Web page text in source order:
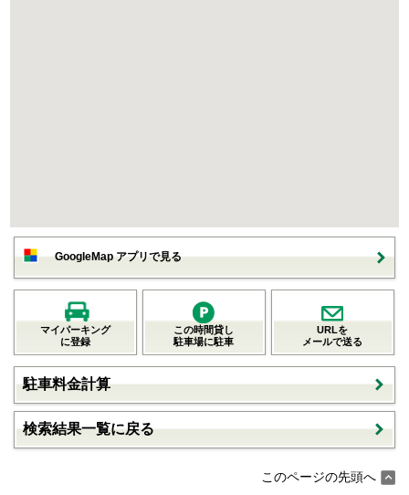
GoogleMap アプリで見る
マイパーキング
に登録
この時間貸し
駐車場に駐車
URLを
メールで送る
駐車料金計算
検索結果一覧に戻る
このページの先頭へ